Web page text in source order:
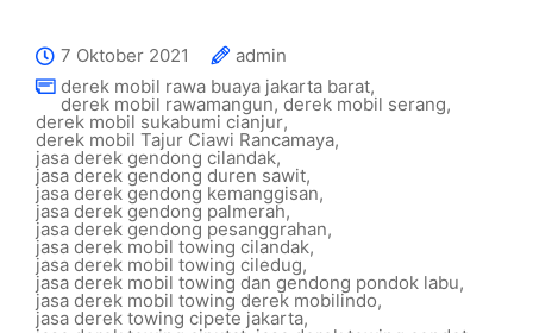
7 Oktober 2021
admin
derek mobil rawa buaya jakarta barat,
derek mobil rawamangun, derek mobil serang,
derek mobil sukabumi cianjur,
derek mobil Tajur Ciawi Rancamaya,
jasa derek gendong cilandak,
jasa derek gendong duren sawit,
jasa derek gendong kemanggisan,
jasa derek gendong palmerah,
jasa derek gendong pesanggrahan,
jasa derek mobil towing cilandak,
jasa derek mobil towing ciledug,
jasa derek mobil towing dan gendong pondok labu,
jasa derek mobil towing derek mobilindo,
jasa derek towing cipete jakarta,